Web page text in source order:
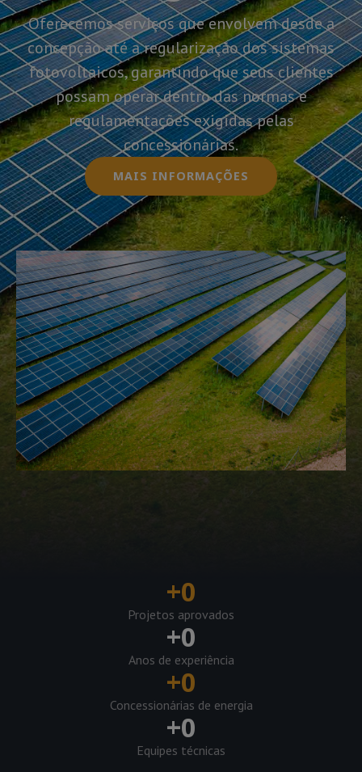
Oferecemos serviços que envolvem desde a
concepção até a regularização dos sistemas
fotovoltaicos, garantindo que seus clientes
possam operar dentro das normas e
regulamentações exigidas pelas
concessionárias.
MAIS INFORMAÇÕES
+0
Projetos aprovados
+0
Anos de experiência
+0
Concessionárias de energia
+0
Equipes técnicas